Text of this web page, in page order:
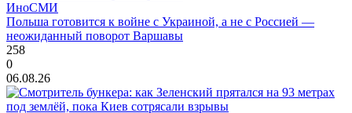
ИноСМИ
Польша готовится к войне с Украиной, а не с Россией —
неожиданный поворот Варшавы
258
0
06.08.26